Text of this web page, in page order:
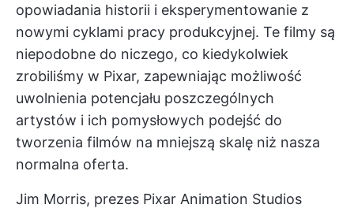
opowiadania historii i eksperymentowanie z
nowymi cyklami pracy produkcyjnej. Te filmy są
niepodobne do niczego, co kiedykolwiek
zrobiliśmy w Pixar, zapewniając możliwość
uwolnienia potencjału poszczególnych
artystów i ich pomysłowych podejść do
tworzenia filmów na mniejszą skalę niż nasza
normalna oferta.
Jim Morris, prezes Pixar Animation Studios